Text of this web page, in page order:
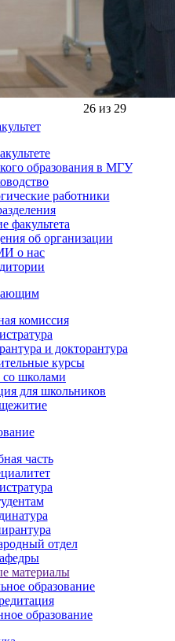
26 из 29
образования в МГУ
работники
факультета
об организации
о нас
комиссия
и докторантура
курсы
со школами
для школьников
часть
отдел
материалы
образование
образование